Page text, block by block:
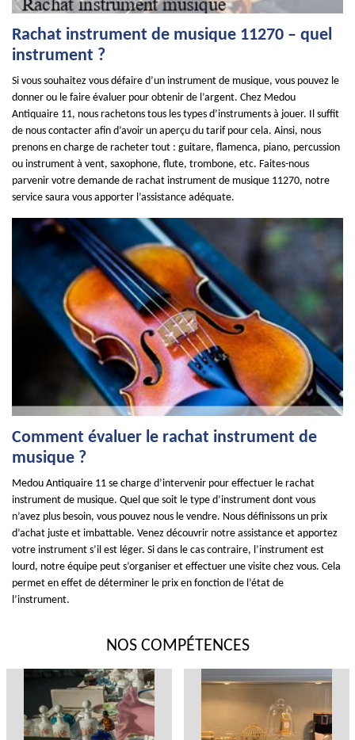
Rachat instrument de musique 11270 – quel
instrument ?
Si vous souhaitez vous défaire d’un instrument de musique, vous pouvez le
donner ou le faire évaluer pour obtenir de l’argent. Chez Medou
Antiquaire 11, nous rachetons tous les types d’instruments à jouer. Il suffit
de nous contacter afin d’avoir un aperçu du tarif pour cela. Ainsi, nous
prenons en charge de racheter tout : guitare, flamenca, piano, percussion
ou instrument à vent, saxophone, flute, trombone, etc. Faites-nous
parvenir votre demande de rachat instrument de musique 11270, notre
service saura vous apporter l’assistance adéquate.
Comment évaluer le rachat instrument de
musique ?
Medou Antiquaire 11 se charge d’intervenir pour effectuer le rachat
instrument de musique. Quel que soit le type d’instrument dont vous
n’avez plus besoin, vous pouvez nous le vendre. Nous définissons un prix
d’achat juste et imbattable. Venez découvrir notre assistance et apportez
votre instrument s’il est léger. Si dans le cas contraire, l’instrument est
lourd, notre équipe peut s’organiser et effectuer une visite chez vous. Cela
permet en effet de déterminer le prix en fonction de l’état de
l’instrument.
NOS COMPÉTENCES